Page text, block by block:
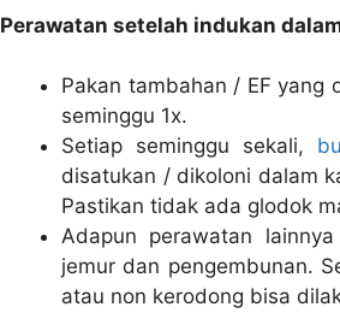
Perawatan setelah indukan
Pakan tambahan / EF yang
seminggu 1x.
Setiap seminggu sekali,
disatukan / dikoloni dalam
Pastikan tidak ada glodok
Adapun perawatan
jemur dan pengembunan.
atau non kerodong bisa